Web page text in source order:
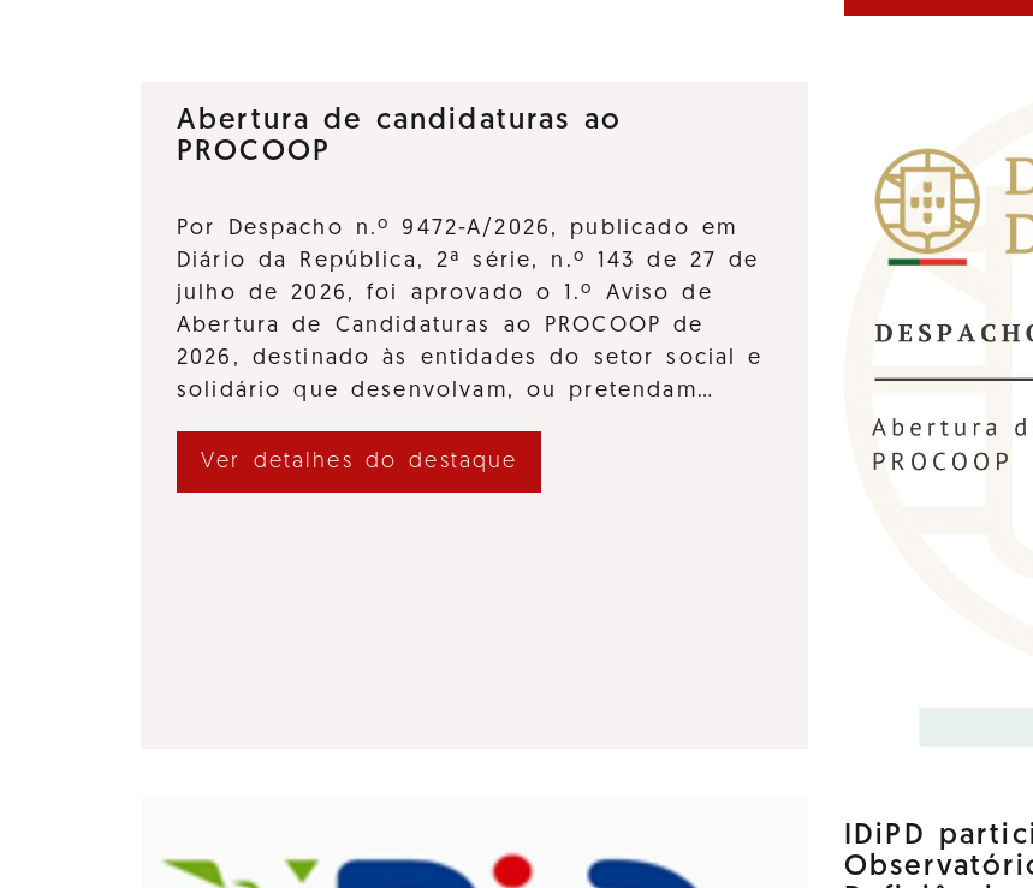
Abertura de candidaturas ao
PROCOOP
Por Despacho n.º 9472-A/2026, publicado em
Diário da República, 2ª série, n.º 143 de 27 de
julho de 2026, foi aprovado o 1.º Aviso de
Abertura de Candidaturas ao PROCOOP de
2026, destinado às entidades do setor social e
solidário que desenvolvam, ou pretendam…
Ver detalhes do destaque
IDiPD